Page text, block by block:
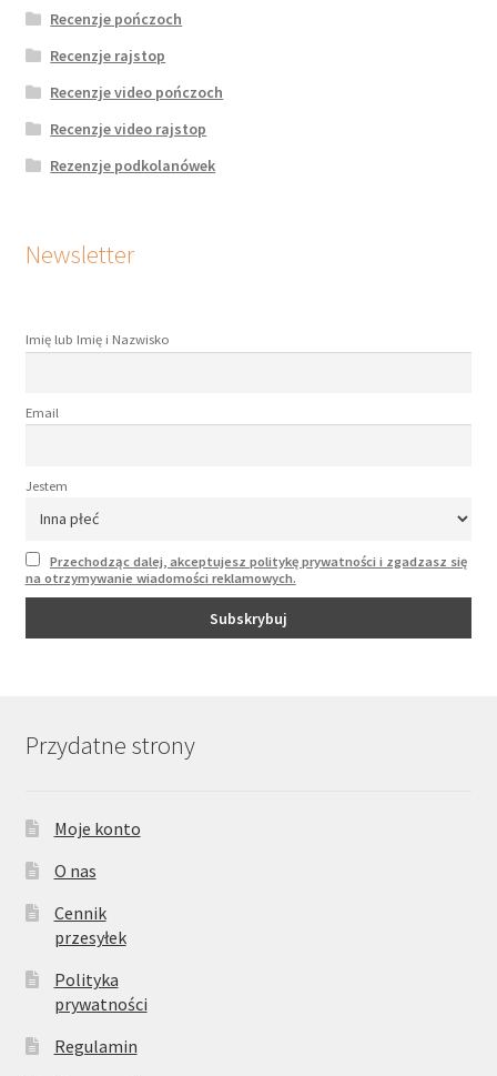
Recenzje pończoch
Recenzje rajstop
Recenzje video pończoch
Recenzje video rajstop
Rezenzje podkolanówek
Newsletter
Imię lub Imię i Nazwisko
Email
Jestem
Przechodząc dalej, akceptujesz politykę prywatności i zgadzasz się
na otrzymywanie wiadomości reklamowych.
Przydatne strony
Moje konto
O nas
Cennik
przesyłek
Polityka
prywatności
Regulamin